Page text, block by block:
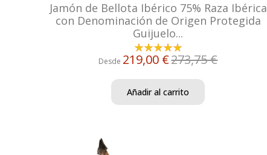
Jamón de Bellota Ibérico 75% Raza Ibérica
con Denominación de Origen Protegida
Guijuelo...
Desde 219,00 €273,75 €
Añadir al carrito